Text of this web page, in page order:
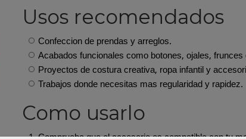
Usos recomendados
Confeccion de prendas y arreglos.
Acabados funcionales como botones, ojales, frunces
Proyectos de costura creativa, ropa infantil y
Trabajos donde necesitas mas regularidad y rapidez.
Como usarlo